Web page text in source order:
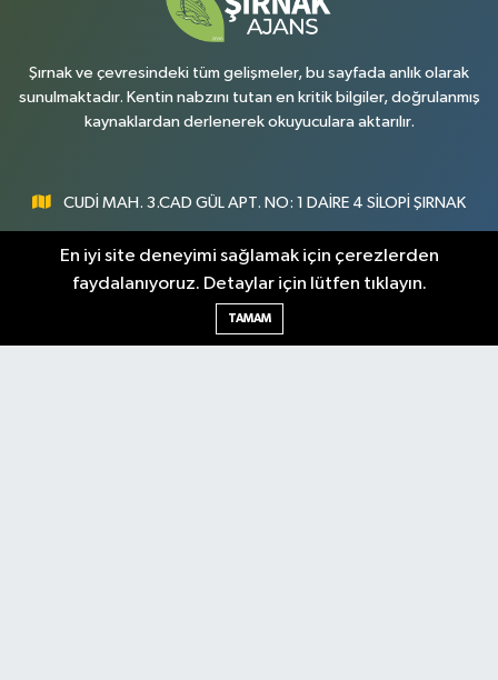
Şırnak ve çevresindeki tüm gelişmeler, bu sayfada anlık olarak
sunulmaktadır. Kentin nabzını tutan en kritik bilgiler, doğrulanmış
kaynaklardan derlenerek okuyuculara aktarılır.
CUDİ MAH. 3.CAD GÜL APT. NO: 1 DAİRE 4 SİLOPİ ŞIRNAK
0547 300 73 73
[email protected]
En iyi site deneyimi sağlamak için çerezlerden
faydalanıyoruz. Detaylar için lütfen tıklayın.
TAMAM